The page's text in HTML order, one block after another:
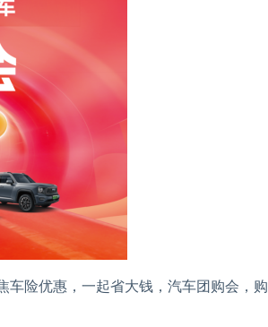
险优惠，一起省大钱，汽车团购会，购